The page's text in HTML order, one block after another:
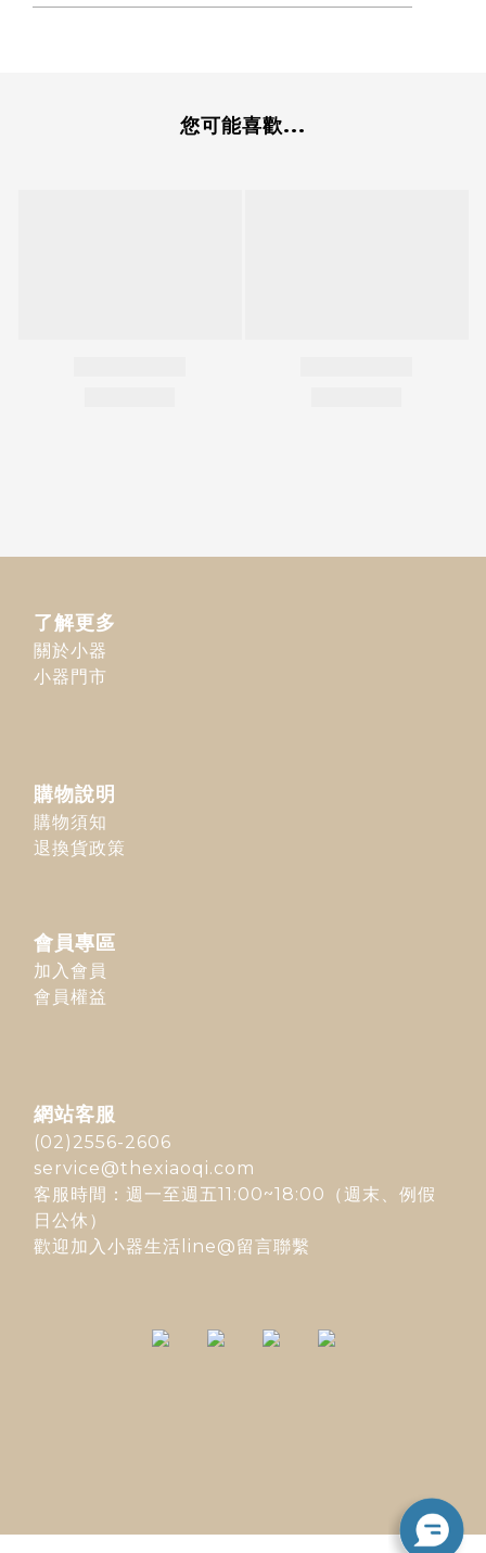
您可能喜歡...
了解更多
關於小器
小器門市
購物說明
購物須知
退換貨政策
會員專區
加入會員
會員權益
網站客服
(02)2556-2606
service@thexiaoqi.com
客服時間：週一至週五11:00~18:00（週末、例假
日公休）
歡迎加入 小器生活line@留言聯繫